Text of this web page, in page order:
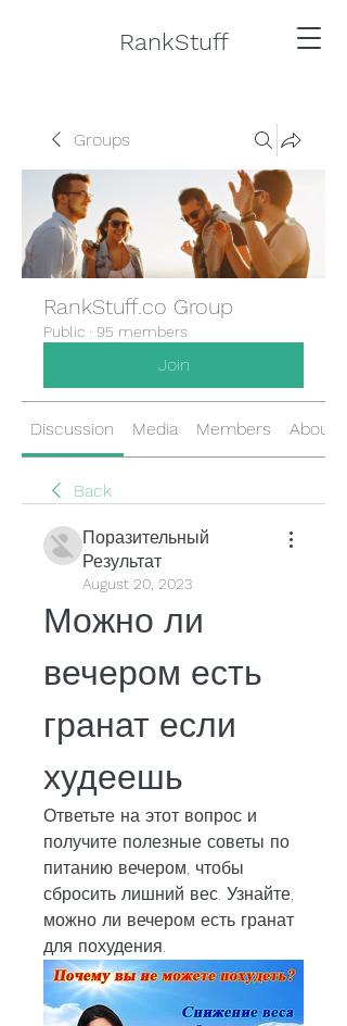
RankStuff
Groups
RankStuff.co Group
Public · 95 members
Join
Discussion Media Members About
Back
Поразительный
Результат
August 20, 2023
Можно ли
вечером есть
гранат если
худеешь
Ответьте на этот вопрос и
получите полезные советы по
питанию вечером, чтобы
сбросить лишний вес. Узнайте,
можно ли вечером есть гранат
для похудения.